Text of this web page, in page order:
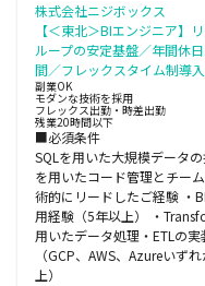
株式会社ニジボックス
【＜東北＞BIエンジニア】
ループの安定基盤／年間休
間／フレックスタイム制導入
副業OK
モダンな技術を採用
フレックス出勤・時差出勤
残業20時間以下
■必須条件
SQLを用いた大規模データ
を用いたコード管理とチー
術的にリードしたご経験 ・
用経験（5年以上） ・
用いたデータ処理・ETLの
（GCP、AWS、Azureいず
上）